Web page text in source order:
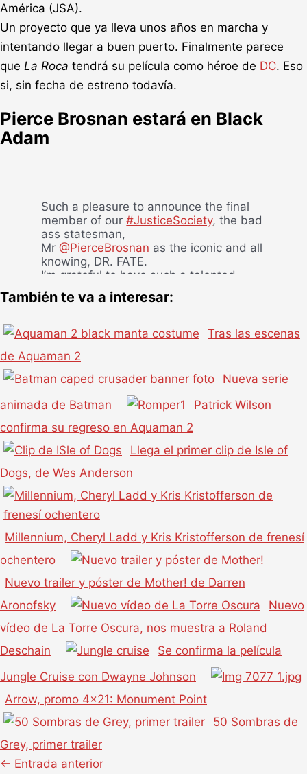
América (JSA).
Un proyecto que ya lleva unos años en marcha y
intentando llegar a buen puerto. Finalmente parece
que La Roca tendrá su película como héroe de DC. Eso
si, sin fecha de estreno todavía.
Pierce Brosnan estará en Black
Adam
Such a pleasure to announce the final
member of our#JusticeSociety, the bad
ass statesman,
Mr@PierceBrosnan as the iconic and all
knowing, DR. FATE.
I’m grateful to have such a talented,
diverse and hungry cast.
#BlackAdam⚡️https://t.co/3gyTgP9MQ9
— Dwayne Johnson (@TheRock)March
También te va a interesar:
Tras las escenas
de Aquaman 2
Nueva serie
animada de Batman
Patrick Wilson
confirma su regreso en Aquaman 2
Llega el primer clip de Isle of
Dogs, de Wes Anderson
Millennium, Cheryl Ladd y Kris Kristofferson de frenesí
ochentero
Nuevo trailer y póster de Mother! de Darren
Aronofsky
Nuevo
vídeo de La Torre Oscura, nos muestra a Roland
Deschain
Se confirma la película
Jungle Cruise con Dwayne Johnson
Arrow, promo 4×21: Monument Point
50 Sombras de
Grey, primer trailer
← Entrada anterior